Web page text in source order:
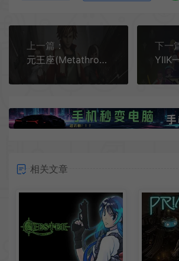
上一篇：
元王座(Metathrone)战术对战策略游戏 介绍
下一
相关文章